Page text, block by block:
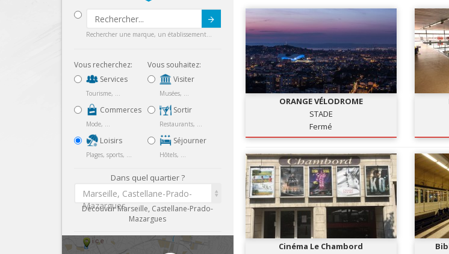
Rechercher une marque, un établissement...
Vous recherchez:
Services
Tourisme, ...
Commerces
Mode, ...
Loisirs
Plages, sports, ...
Vous souhaitez:
Visiter
Musées, ...
Sortir
Restaurants, ...
Séjourner
Hôtels, ...
Dans quel quartier ?
Marseille, Castellane-Prado-
Mazargues
Découvrir Marseille, Castellane-Prado-
Mazargues
ORANGE VÉLODROME
STADE
Fermé
Cinéma Le Chambord